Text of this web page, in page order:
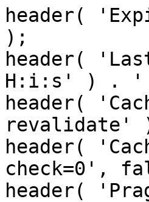
header(
);
header(
H:i:s' ) . '
header(
revalidate'
header(
check=0',
header(